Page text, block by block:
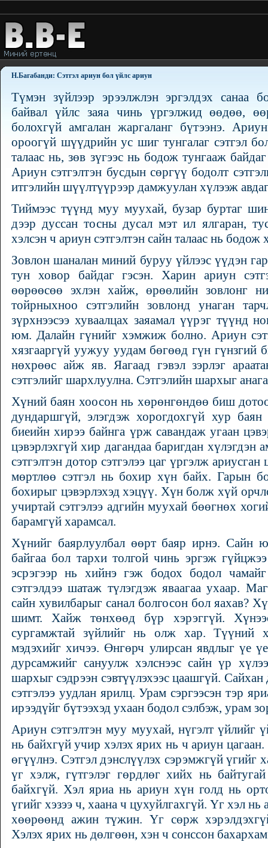
Н.Багабанди: Сэтгэл ариун бол үйлс ариун
Tүмэн зүйлээр эрээлжлэн эргэлдэх санаа
байвал үйлс заяа чинь үргэлжид өөдөө,
болохгүй амгалан жаргаланг бүтээнэ.
ороогүй шүүдрийн ус шиг тунгалаг сэтгэл
талаас нь, зөв зүгээс нь бодож тунгааж
Ариун сэтгэлтэн бусдын сөргүү бодолт
итгэлийн шүүлтүүрээр дамжуулан хүлээж
Тиймээс түүнд муу муухай, бузар буртаг
дээр дуссан тосны дусал мэт ил ялгаран,
хэлсэн ч ариун сэтгэлтэн сайн талаас нь бодож
Зовлон шаналан миний буруу үйлээс үүдэн
тун ховор байдаг гэсэн. Харин ариун
өөрөөсөө эхлэн хайж, өрөөлийн зовлонг
тойрныхноо сэтгэлийн зовлонд унаган
зүрхнээсээ хуваалцах заяамал үүрэг түүнд
юм. Далайн гүнийг хэмжиж болно. Ариун
хязгааргүй уужуу уудам бөгөөд гүн гүнзгий
нөхрөөс айж яв. Яагаад гэвэл зэрлэг
сэтгэлийг шархлуулна. Сэтгэлийн шархыг
Хүний баян хоосон нь хөрөнгөндөө биш
дундаршгүй, элэгдэж хорогдохгүй хур
биеийн хирээ байнга үрж савандаж угаан
цэвэрлэхгүй хир дагандаа баригдан хүлэгдэн
сэтгэлтэн дотор сэтгэлээ цаг үргэлж
мөртлөө сэтгэл нь бохир хүн байх. Гарын
бохирыг цэвэрлэхэд хэцүү. Хүн болж хүй
учиртай сэтгэлээ адгийн муухай бөөгнөх
барамгүй харамсал.
Хүнийг баярлуулбал өөрт баяр ирнэ. Сайн
байгаа бол тархи толгой чинь эргэж
эсрэгээр нь хийнэ гэж бодох бодол
сэтгэлдээ шатаж түлэгдэж яваагаа ухаар.
сайн хувилбарыг санал болгосон бол яахав?
шимт. Хайж төнхөөд бүр хэрэггүй.
сургамжтай зүйлийг нь олж хар. Түүний
мэдэхийг хичээ. Өнгөрч улирсан явдлыг үе
дурсамжийг сануулж хэлснээс сайн үр
шархыг сэдрээн сэвтүүлэхээс цаашгүй.
сэтгэлээ уудлан ярилц. Урам сэргээсэн тэр
ирээдүйг бүтээхэд ухаан бодол сэлбэж, урам
Ариун сэтгэлтэн муу муухай, нүгэлт үйлийг
нь байхгүй учир хэлэх ярих нь ч ариун
өгүүлнэ. Сэтгэл дэнслүүлэх сэрэмжгүй үгийг
үг хэлж, гүтгэлэг гөрдлөг хийх нь
байхгүй. Хэл яриа нь ариун хүн голд нь
үгийг хэзээ ч, хаана ч цухуйлгахгүй. Үг хэл
хөөрөөнд ажин түжин. Үг сөрж
Хэлэх ярих нь дөлгөөн, хэн ч сонссон